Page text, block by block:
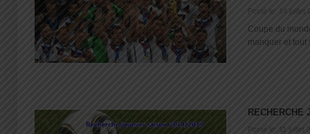
Posté le: 14 juillet
Coupe du
manquer et tout
RECHERCHE
Posté le: 11 juillet